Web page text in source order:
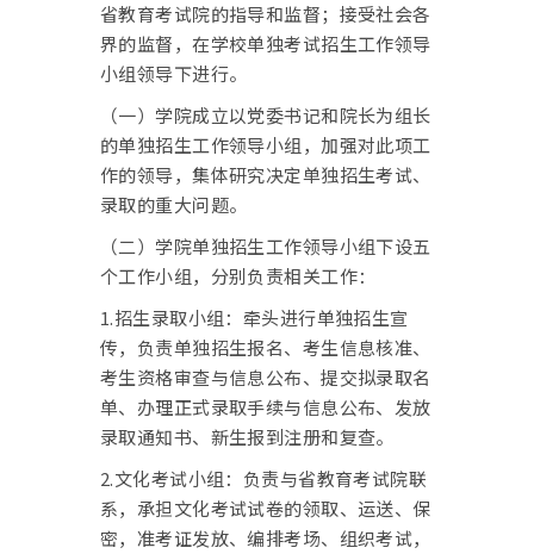
省教育考试院的指导和监督；接受社会各
界的监督，在学校单独考试招生工作领导
小组领导下进行。
（一）学院成立以党委书记和院长为组长
的单独招生工作领导小组，加强对此项工
作的领导，集体研究决定单独招生考试、
录取的重大问题。
（二）学院单独招生工作领导小组下设五
个工作小组，分别负责相关工作：
1.招生录取小组：牵头进行单独招生宣
传，负责单独招生报名、考生信息核准、
考生资格审查与信息公布、提交拟录取名
单、办理正式录取手续与信息公布、发放
录取通知书、新生报到注册和复查。
2.文化考试小组：负责与省教育考试院联
系，承担文化考试试卷的领取、运送、保
密，准考证发放、编排考场、组织考试，